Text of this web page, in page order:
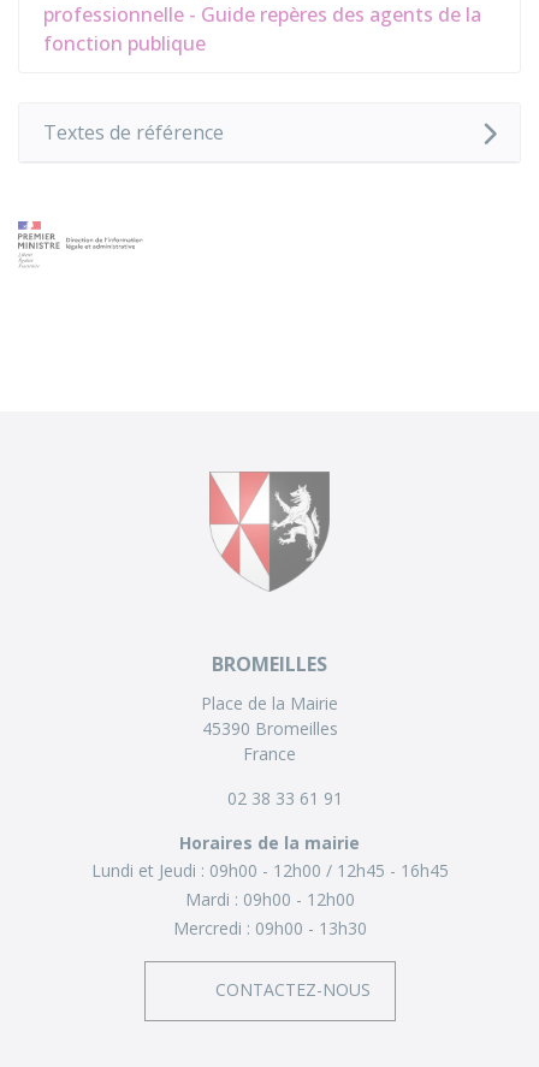
professionnelle - Guide repères des agents de la
fonction publique
Textes de référence
BROMEILLES
Place de la Mairie
45390 Bromeilles
France
02 38 33 61 91
Horaires de la mairie
Lundi et Jeudi : 09h00 - 12h00
12h45 - 16h45
Mardi : 09h00 - 12h00
Mercredi : 09h00 - 13h30
CONTACTEZ-NOUS